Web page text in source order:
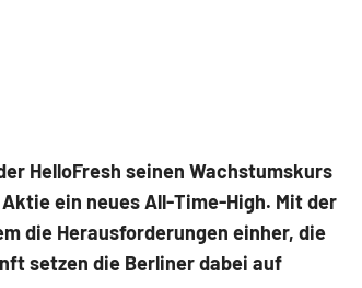
HelloFresh seinen Wachstumskurs
ein neues All-Time-High. Mit der
die Herausforderungen einher, die
setzen die Berliner dabei auf